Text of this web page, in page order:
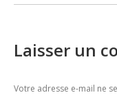
Laisser un
Votre adresse e-mail ne